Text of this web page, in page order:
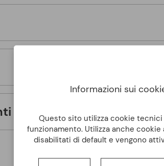
Informazioni sui
Questo sito utilizza cookie
funzionamento. Utilizza anche
disabilitati di default e vengono